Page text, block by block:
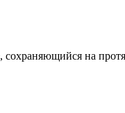
сохраняющийся на